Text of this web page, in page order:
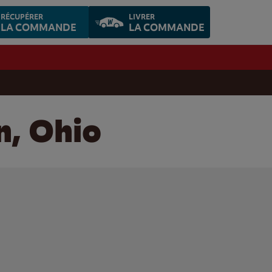
RÉCUPÉRER
LA COMMANDE
LIVRER
LA COMMANDE
Ohio